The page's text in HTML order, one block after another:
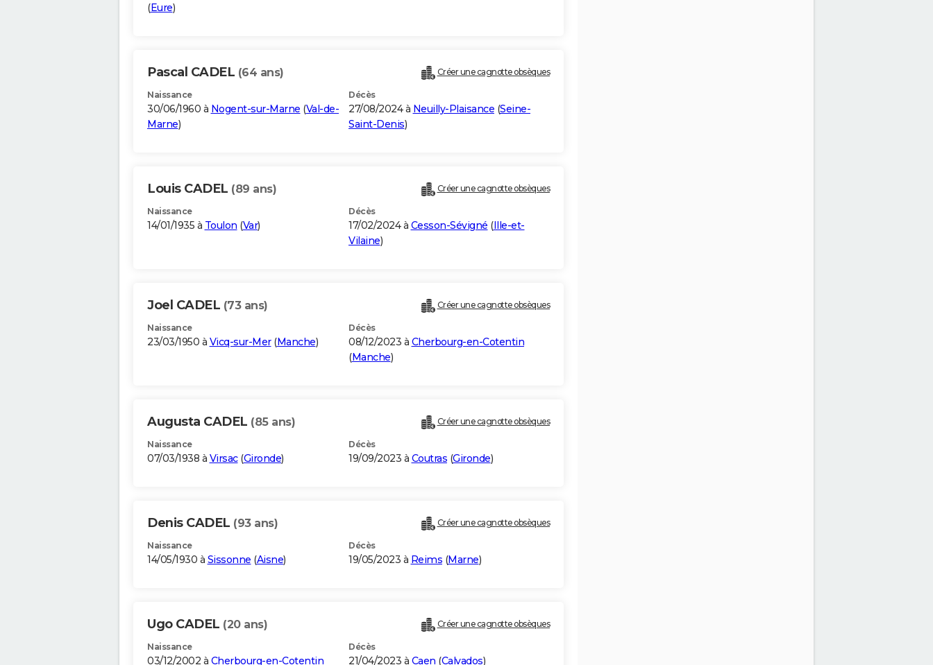
(Eure)
Pascal CADEL (64 ans) Créer une cagnotte obsèques
Naissance
30/06/1960 à Nogent-sur-Marne (Val-de-
Marne)
Décès
27/08/2024 à Neuilly-Plaisance (Seine-
Saint-Denis)
Louis CADEL (89 ans) Créer une cagnotte obsèques
Naissance
14/01/1935 à Toulon (Var)
Décès
17/02/2024 à Cesson-Sévigné (Ille-et-
Vilaine)
Joel CADEL (73 ans) Créer une cagnotte obsèques
Naissance
23/03/1950 à Vicq-sur-Mer(Manche)
Décès
08/12/2023 à Cherbourg-en-Cotentin
(Manche)
Augusta CADEL (85 ans) Créer une cagnotte obsèques
Naissance
07/03/1938 à Virsac(Gironde)
Décès
19/09/2023 à Coutras (Gironde)
Denis CADEL (93 ans) Créer une cagnotte obsèques
Naissance
14/05/1930 à Sissonne (Aisne)
Décès
19/05/2023 à Reims (Marne)
Ugo CADEL (20 ans) Créer une cagnotte obsèques
Naissance
03/12/2002 à Cherbourg-en-Cotentin
Décès
21/04/2023 à Caen (Calvados)